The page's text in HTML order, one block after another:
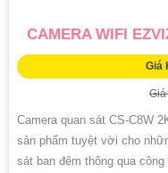
CAMERA WIFI
Giá
Camera quan sát CS-C8W
sản phẩm tuyệt vời cho
sát ban đêm thông qua